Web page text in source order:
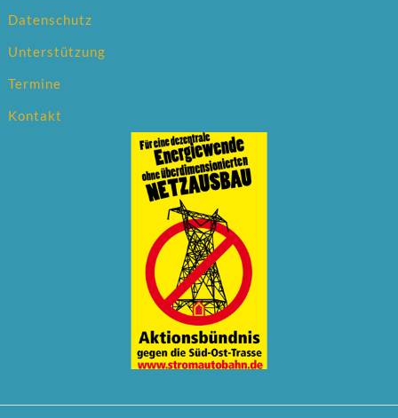
Datenschutz
Unterstützung
Termine
Kontakt